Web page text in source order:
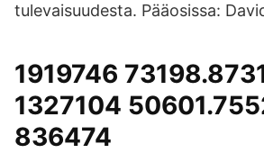
tulevaisuudesta. Pääosissa:
1919746
1327104
836474